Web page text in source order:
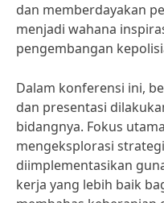
dan memberdayakan
menjadi wahana
pengembangan
Dalam konferensi ini,
dan presentasi
bidangnya. Fokus
mengeksplorasi
diimplementasikan
kerja yang lebih baik